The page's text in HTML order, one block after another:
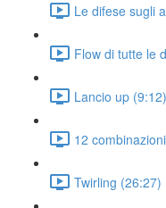
Le difese sugli
Flow di tutte le
Lancio up (9:12)
12
Twirling (26:27)